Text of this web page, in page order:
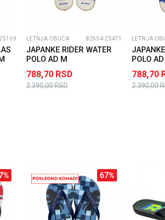
LETNJA OBUĆA 82654-23471
JAPANKE RIDER WATER
POLO AD M
788,70 RSD
2.390,00RSD
LETNJA
POLO
788,70
2.390,00
% 67%